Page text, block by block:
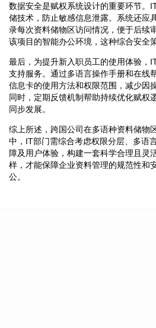
数据安全是赋权系统设计的重要环节。
储技术，防止敏感信息泄露。系统还应
录每次资料储物区访问情况，便于后续
该项目的智能办公环境，这种综合安全
最后，为提升新入职员工的使用体验，
支持服务。通过多语言操作手册和在线
信息卡的使用方法和权限范围，减少因
同时，定期反馈机制帮助持续优化赋权
同步发展。
综上所述，跨国公司在多语种资料储物
中，IT部门需综合考虑权限分层、多语
障及用户体验，构建一套科学合理且灵
样，才能保障企业资料管理的规范性和
公。